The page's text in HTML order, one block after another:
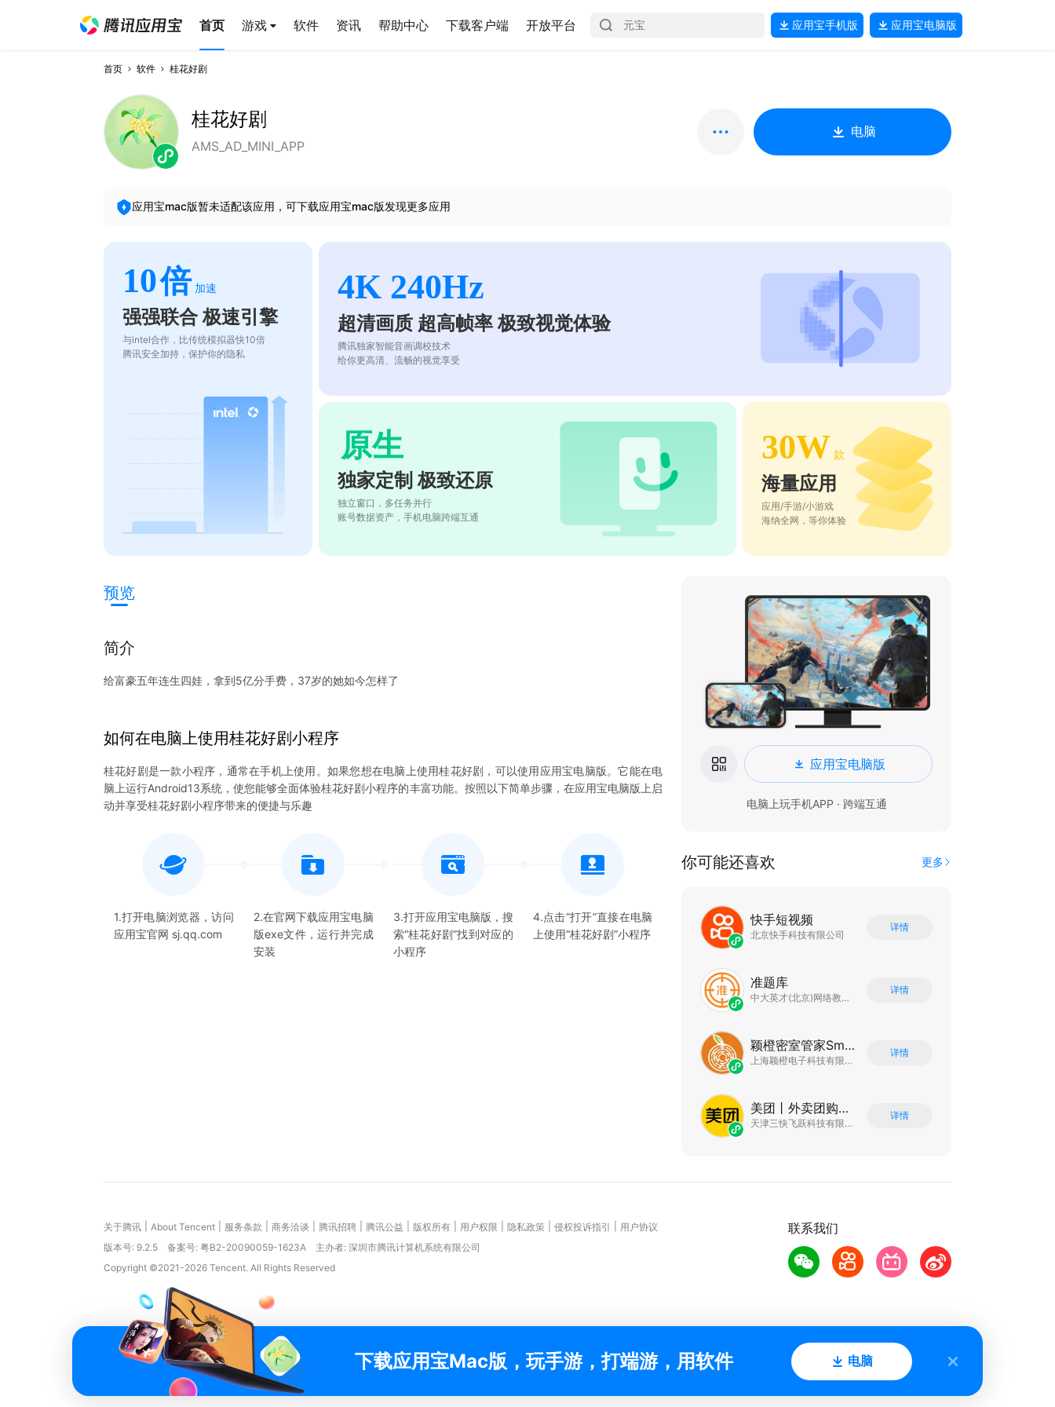
首页 游戏 软件 资讯 帮助中心 下载客户端 开放平台 应用宝手机版 应用宝电脑版
首页 软件 桂花好剧
桂花好剧
AMS_AD_MINI_APP
电脑
应用宝mac版暂未适配该应用，可下载应用宝mac版发现更多应用
10倍 加速
强强联合 极速引擎
与intel合作，比传统模拟器快10倍
腾讯安全加持，保护你的隐私
4K 240Hz
超清画质 超高帧率 极致视觉体验
腾讯独家智能音画调校技术
给你更高清、流畅的视觉享受
原生
独家定制 极致还原
独立窗口，多任务并行
账号数据资产，手机电脑跨端互通
30W 款
海量应用
应用/手游/小游戏
海纳全网，等你体验
预览
简介
给富豪五年连生四娃，拿到5亿分手费，37岁的她如今怎样了
如何在电脑上使用桂花好剧小程序
桂花好剧是一款小程序，通常在手机上使用。如果您想在电脑上使用桂花好剧，可以使用应用宝电脑版。它能在电
脑上运行Android13系统，使您能够全面体验桂花好剧小程序的丰富功能。按照以下简单步骤，在应用宝电脑版上启
动并享受桂花好剧小程序带来的便捷与乐趣
1.打开电脑浏览器，访问
应用宝官网 sj.qq.com
2.在官网下载应用宝电脑
版exe文件，运行并完成
安装
3.打开应用宝电脑版，搜
索“桂花好剧”找到对应的
小程序
4.点击“打开”直接在电脑
上使用“桂花好剧”小程序
应用宝电脑版
电脑上玩手机APP · 跨端互通
你可能还喜欢 更多
快手短视频
北京快手科技有限公司
详情
准题库
中大英才(北京)网络教育科技有限公司
详情
颖橙密室管家SmartOrange
上海颖橙电子科技有限公司
详情
美团丨外卖团购特价美食酒店电影
天津三快飞跃科技有限公司
详情
联系我们
关于腾讯 About Tencent 服务条款 商务洽谈 腾讯招聘 腾讯公益 版权所有 用户权限 隐私政策 侵权投诉指引
用户协议
版本号: 9.2.5 备案号: 粤B2-20090059-1623A
主办者: 深圳市腾讯计算机系统有限公司
Copyright ©2021-2026 Tencent. All Rights Reserved
下载应用宝Mac版，玩手游，打端游，用软件 电脑